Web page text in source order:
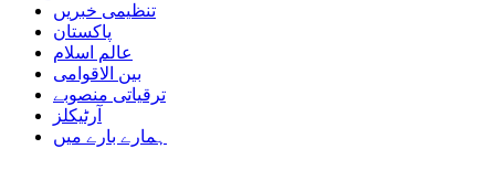
تنظیمی خبریں
پاکستان
عالم اسلام
بین الاقوامی
ترقیاتی منصوبے
آرٹیکلز
ہمارے بارے میں